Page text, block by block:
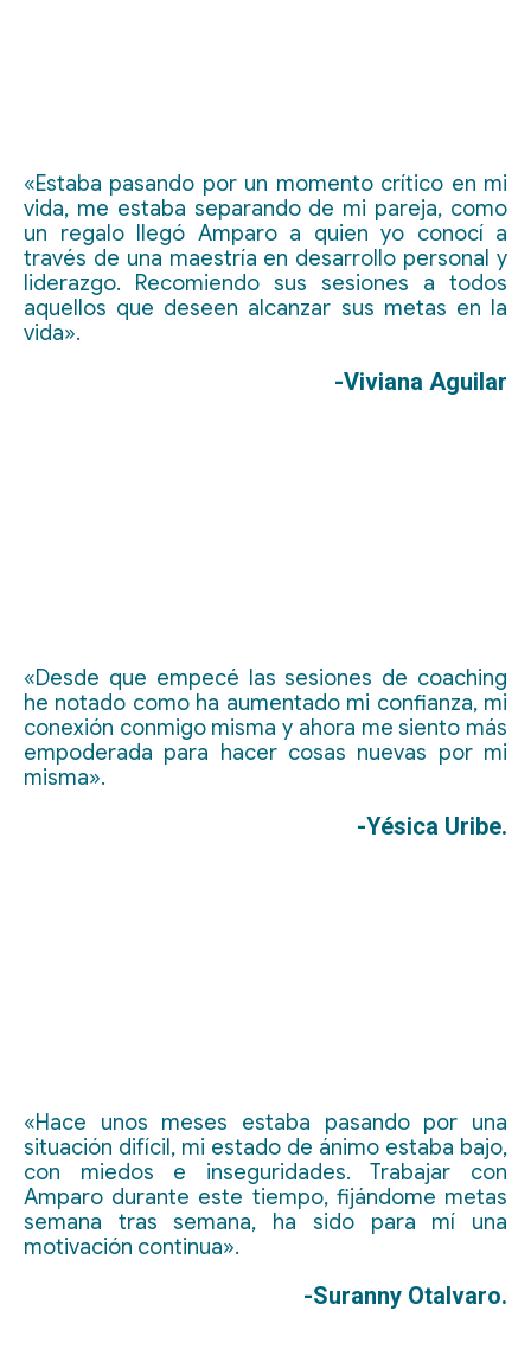
«Estaba pasando por un momento crítico en mi
vida, me estaba separando de mi pareja, como
un regalo llegó Amparo a quien yo conocí a
través de una maestría en desarrollo personal y
liderazgo. Recomiendo sus sesiones a todos
aquellos que deseen alcanzar sus metas en la
vida».
-Viviana Aguilar
«Desde que empecé las sesiones de coaching
he notado como ha aumentado mi confianza, mi
conexión conmigo misma y ahora me siento más
empoderada para hacer cosas nuevas por mi
misma».
-Yésica Uribe.
«Hace unos meses estaba pasando por una
situación difícil, mi estado de ánimo estaba bajo,
con miedos e inseguridades. Trabajar con
Amparo durante este tiempo, fijándome metas
semana tras semana, ha sido para mí una
motivación continua».
-Suranny Otalvaro.